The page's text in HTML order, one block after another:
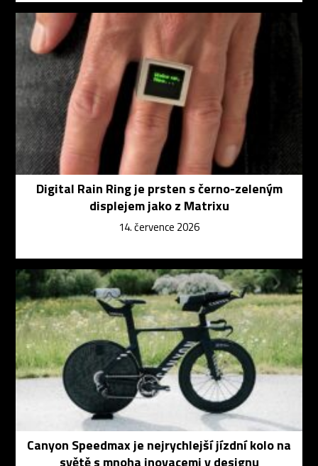
Digital Rain Ring je prsten s černo-zeleným
displejem jako z Matrixu
14. července 2026
Canyon Speedmax je nejrychlejší jízdní kolo na
světě s mnoha inovacemi v designu